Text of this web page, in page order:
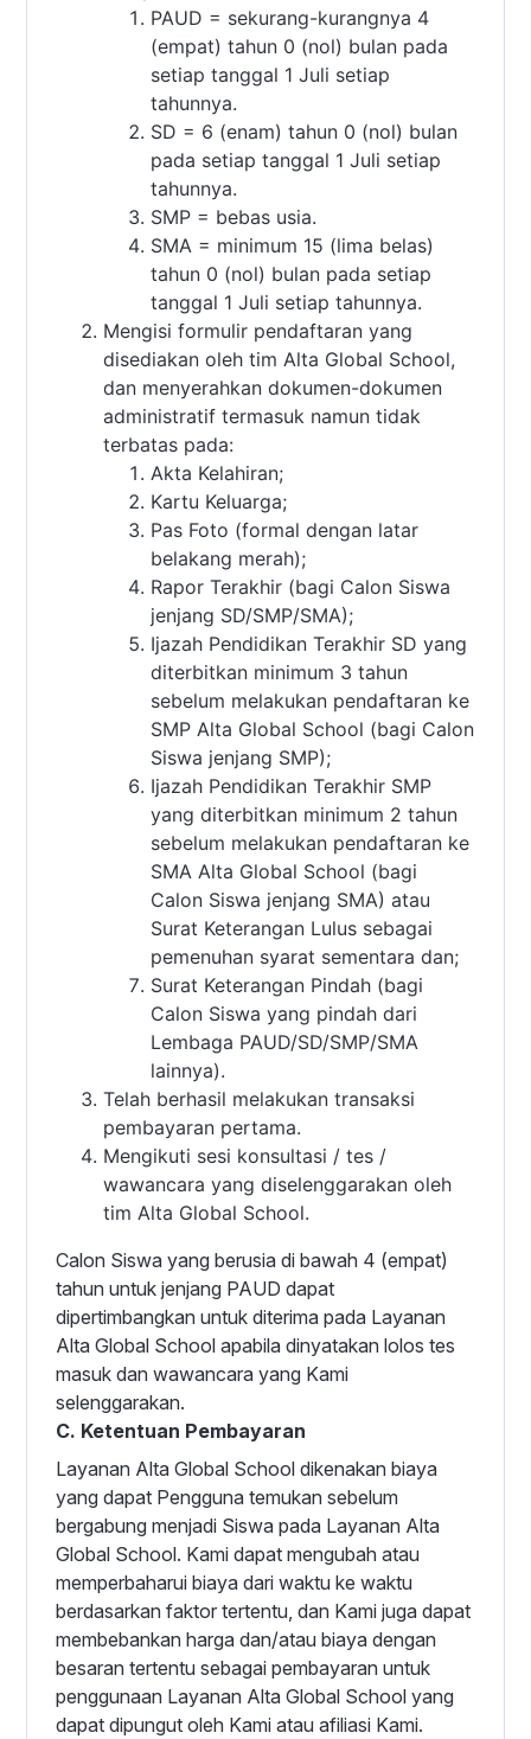
PAUD = sekurang-kurangnya 4
(empat) tahun 0 (nol) bulan pada
setiap tanggal 1 Juli setiap
tahunnya.
SD = 6 (enam) tahun 0 (nol) bulan
pada setiap tanggal 1 Juli setiap
tahunnya.
SMP = bebas usia.
SMA = minimum 15 (lima belas)
tahun 0 (nol) bulan pada setiap
tanggal 1 Juli setiap tahunnya.
Mengisi formulir pendaftaran yang
disediakan oleh tim Alta Global School,
dan menyerahkan dokumen-dokumen
administratif termasuk namun tidak
terbatas pada:
Akta Kelahiran;
Kartu Keluarga;
Pas Foto (formal dengan latar
belakang merah);
Rapor Terakhir (bagi Calon Siswa
jenjang SD/SMP/SMA);
Ijazah Pendidikan Terakhir SD yang
diterbitkan minimum 3 tahun
sebelum melakukan pendaftaran ke
SMP Alta Global School (bagi Calon
Siswa jenjang SMP);
Ijazah Pendidikan Terakhir SMP
yang diterbitkan minimum 2 tahun
sebelum melakukan pendaftaran ke
SMA Alta Global School (bagi
Calon Siswa jenjang SMA) atau
Surat Keterangan Lulus sebagai
pemenuhan syarat sementara dan;
Surat Keterangan Pindah (bagi
Calon Siswa yang pindah dari
Lembaga PAUD/SD/SMP/SMA
lainnya).
Telah berhasil melakukan transaksi
pembayaran pertama.
Mengikuti sesi konsultasi / tes /
wawancara yang diselenggarakan oleh
tim Alta Global School.
Calon Siswa yang berusia di bawah 4 (empat)
tahun untuk jenjang PAUD dapat
dipertimbangkan untuk diterima pada Layanan
Alta Global School apabila dinyatakan lolos tes
masuk dan wawancara yang Kami
selenggarakan.
C. Ketentuan Pembayaran
Layanan Alta Global School dikenakan biaya
yang dapat Pengguna temukan sebelum
bergabung menjadi Siswa pada Layanan Alta
Global School. Kami dapat mengubah atau
memperbaharui biaya dari waktu ke waktu
berdasarkan faktor tertentu, dan Kami juga dapat
membebankan harga dan/atau biaya dengan
besaran tertentu sebagai pembayaran untuk
penggunaan Layanan Alta Global School yang
dapat dipungut oleh Kami atau afiliasi Kami.